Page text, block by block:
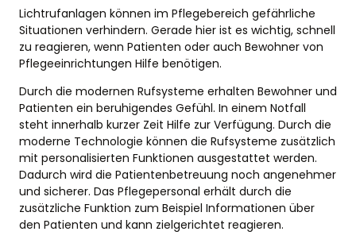
Lichtrufanlagen können im Pflegebereich gefährliche
Situationen verhindern. Gerade hier ist es wichtig, schnell
zu reagieren, wenn Patienten oder auch Bewohner von
Pflegeeinrichtungen Hilfe benötigen.
Durch die modernen Rufsysteme erhalten Bewohner und
Patienten ein beruhigendes Gefühl. In einem Notfall
steht innerhalb kurzer Zeit Hilfe zur Verfügung. Durch die
moderne Technologie können die Rufsysteme zusätzlich
mit personalisierten Funktionen ausgestattet werden.
Dadurch wird die Patientenbetreuung noch angenehmer
und sicherer. Das Pflegepersonal erhält durch die
zusätzliche Funktion zum Beispiel Informationen über
den Patienten und kann zielgerichtet reagieren.